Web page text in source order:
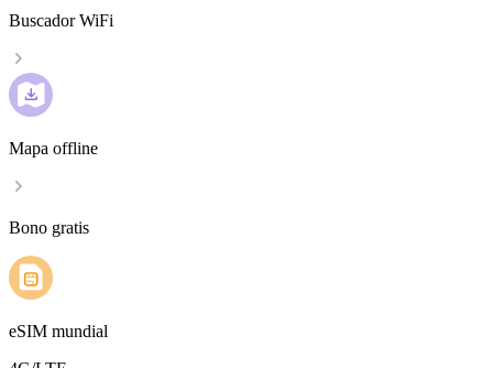
Buscador WiFi
Mapa offline
Bono gratis
eSIM mundial